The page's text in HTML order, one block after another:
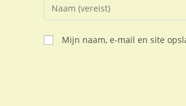
Mijn naam, e-mail en site